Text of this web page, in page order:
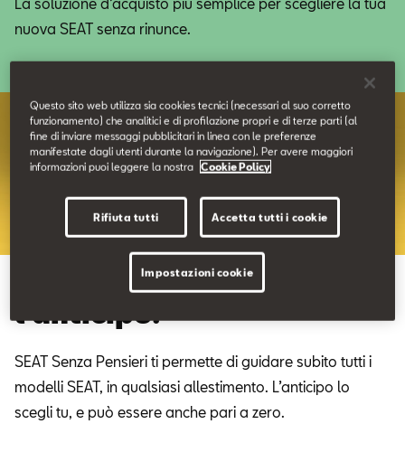
Contatti
Configuratore
nuova SEAT senza rinunce.
Liberi di scegliere. Anche
l’anticipo.
SEAT Senza Pensieri ti permette di guidare subito tutti i
modelli SEAT, in qualsiasi allestimento. L’anticipo lo
scegli tu, e può essere anche pari a zero.
Questo sito web utilizza sia cookies tecnici (necessari al suo corretto
funzionamento) che analitici e di profilazione propri e di terze parti (al
fine di inviare messaggi pubblicitari in linea con le preferenze
manifestate dagli utenti durante la navigazione). Per avere maggiori
informazioni puoi leggere la nostra
Cookie Policy
Rifiuta tutti Accetta tutti i cookie
Impostazioni cookie